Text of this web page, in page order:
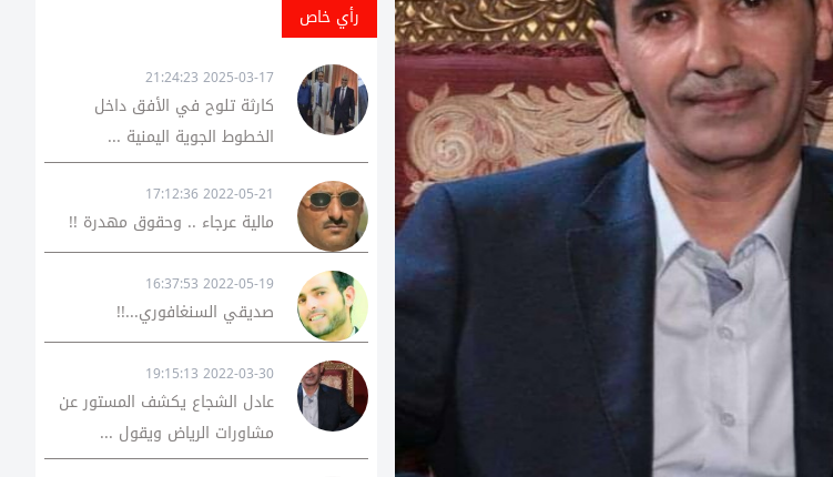
رأي خاص
2025-03-17 21:24:23
كارثة تلوح في الأفق داخل
الخطوط الجوية اليمنية ...
2022-05-21 17:12:36
مالية عرجاء .. وحقوق مهدرة !!
2022-05-19 16:37:53
صديقي السنغافوري...!!
2022-03-30 19:15:13
عادل الشجاع يكشف المستور عن
مشاورات الرياض ويقول ...